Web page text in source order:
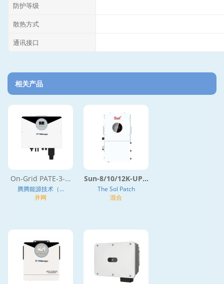
防护等级
散热方式
通讯接口
相关产品
On-Grid PATE-3-...
腾腾能源技术（...
并网
Sun-8/10/12K-UP...
The Sol Patch
混合